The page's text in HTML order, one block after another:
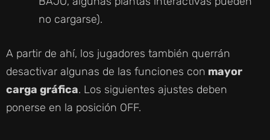
no cargarse).
A partir de ahí, los jugadores también querrán
desactivar algunas de las funciones con mayor
carga gráfica. Los siguientes ajustes deben
ponerse en la posición OFF.